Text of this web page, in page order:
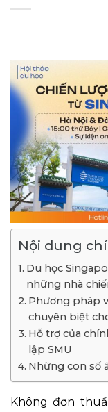
Nội dung
Du học
những nhà
Phương pháp
chuyên biệt
Hỗ trợ của
lập SMU
Những con số
Không đơn